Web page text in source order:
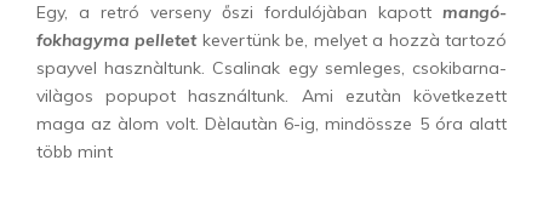
Egy, a retró verseny őszi fordulójàban kapott mangó-
fokhagyma pelletet kevertünk be, melyet a hozzà tartozó
spayvel hasznàltunk. Csalinak egy semleges, csokibarna-
vilàgos popupot használtunk. Ami ezutàn következett
maga az àlom volt. Dèlautàn 6-ig, mindössze 5 óra alatt
több mint